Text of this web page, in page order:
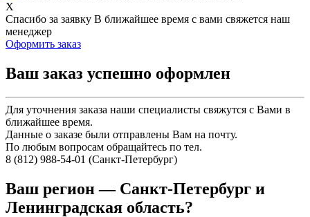
X
Спасибо за заявку В ближайшее время с вами свяжется наш
менеджер
Оформить заказ
Ваш заказ успешно оформлен
Для уточнения заказа наши специалисты свяжутся с Вами в
ближайшее время.
Данные о заказе были отправлены Вам на почту.
По любым вопросам обращайтесь по тел.
8 (812) 988-54-01 (Санкт-Петербург)
Ваш регион — Санкт-Петербург и
Ленинградская область?